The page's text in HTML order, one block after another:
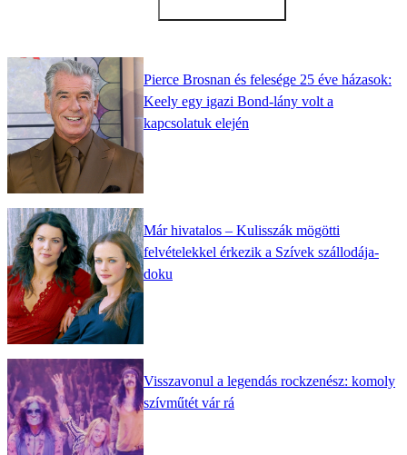
Pierce Brosnan és felesége 25 éve házasok:
Keely egy igazi Bond-lány volt a
kapcsolatuk elején
Már hivatalos – Kulisszák mögötti
felvételekkel érkezik a Szívek szállodája-
doku
Visszavonul a legendás rockzenész: komoly
szívműtét vár rá